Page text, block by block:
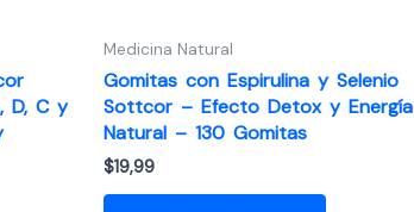
D, C y
Medicina Natural
Gomitas con Espirulina y Selenio
Sottcor – Efecto Detox y Energía
Natural – 130 Gomitas
$19,99